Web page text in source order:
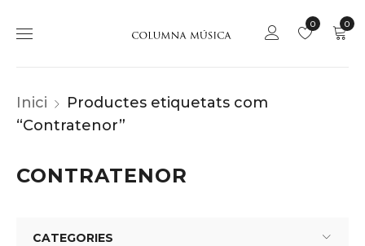
0
0
Inici
Productes etiquetats com
“Contratenor”
CONTRATENOR
CATEGORIES